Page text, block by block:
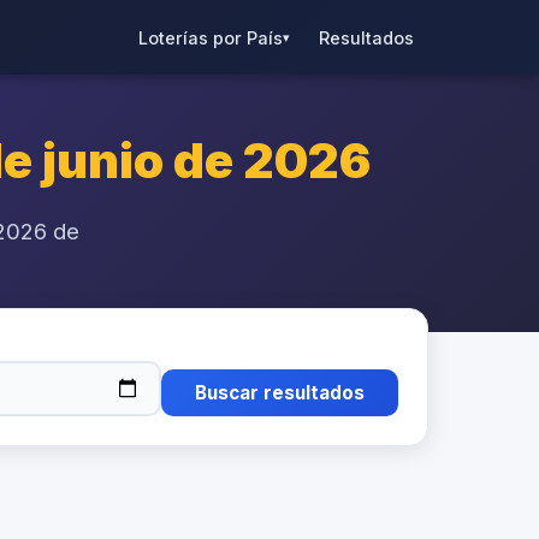
Loterías por País▾ Resultados
junio de 2026
de
Buscar resultados